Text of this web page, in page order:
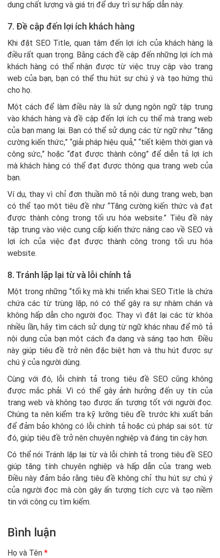
dung chất lượng và giá trị để duy trì sự hấp dẫn này.
7. Đề cập đến lợi ích khách hàng
Khi đặt SEO Title, quan tâm đến lợi ích của khách hàng là
điều rất quan trọng. Bằng cách đề cập đến những lợi ích mà
khách hàng có thể nhận được từ việc truy cập vào trang
web của bạn, bạn có thể thu hút sự chú ý và tạo hứng thú
cho họ.
Một cách để làm điều này là sử dụng ngôn ngữ tập trung
vào khách hàng và đề cập đến lợi ích cụ thể mà trang web
của bạn mang lại. Bạn có thể sử dụng các từ ngữ như “tăng
cường kiến thức,” “giải pháp hiệu quả,” “tiết kiệm thời gian và
công sức,” hoặc “đạt được thành công” để diễn tả lợi ích
mà khách hàng có thể đạt được thông qua trang web của
bạn.
Ví dụ, thay vì chỉ đơn thuần mô tả nội dung trang web, bạn
có thể tạo một tiêu đề như “Tăng cường kiến thức và đạt
được thành công trong tối ưu hóa website.” Tiêu đề này
tập trung vào việc cung cấp kiến thức nâng cao về SEO và
lợi ích của việc đạt được thành công trong tối ưu hóa
website.
8. Tránh lặp lại từ và lỗi chính tả
Một trong những “tối kỵ mà khi triển khai SEO Title là chứa
chứa các từ trùng lặp, nó có thể gây ra sự nhàm chán và
không hấp dẫn cho người đọc. Thay vì đặt lại các từ khóa
nhiều lần, hãy tìm cách sử dụng từ ngữ khác nhau để mô tả
nội dung của bạn một cách đa dạng và sáng tạo hơn. Điều
này giúp tiêu đề trở nên đặc biệt hơn và thu hút được sự
chú ý của người dùng.
Cùng với đó, lỗi chính tả trong tiêu đề SEO cũng không
được mắc phải. Vì có thể gây ảnh hưởng đến uy tín của
trang web và không tạo được ấn tượng tốt với người đọc.
Chúng ta nên kiểm tra kỹ lưỡng tiêu đề trước khi xuất bản
để đảm bảo không có lỗi chính tả hoặc cú pháp sai sót. từ
đó, giúp tiêu đề trở nên chuyên nghiệp và đáng tin cậy hơn.
Có thể nói Tránh lặp lại từ và lỗi chính tả trong tiêu đề SEO
giúp tăng tính chuyên nghiệp và hấp dẫn của trang web.
Điều này đảm bảo rằng tiêu đề không chỉ thu hút sự chú ý
của người đọc mà còn gây ấn tượng tích cực và tạo niềm
tin với công cụ tìm kiếm.
Bình luận
Họ và Tên *